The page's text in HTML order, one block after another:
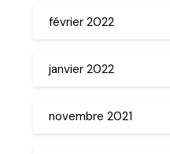
février 2022
janvier 2022
novembre 2021